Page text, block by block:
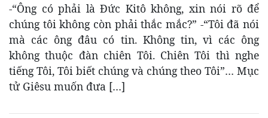
-“Ông có phải là Đức Kitô không, xin nói rõ để
chúng tôi không còn phải thắc mắc?” -“Tôi đã nói
mà các ông đâu có tin. Không tin, vì các ông
không thuộc đàn chiên Tôi. Chiên Tôi thì nghe
tiếng Tôi, Tôi biết chúng và chúng theo Tôi”… Mục
tử Giêsu muốn đưa […]